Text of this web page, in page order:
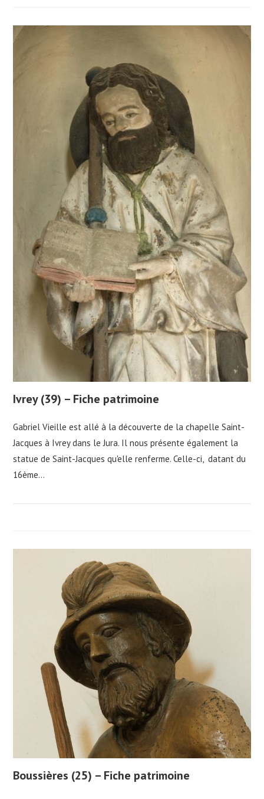
Ivrey (39) – Fiche patrimoine
Gabriel Vieille est allé à la découverte de la chapelle Saint-
Jacques à Ivrey dans le Jura. Il nous présente également la
statue de Saint-Jacques qu'elle renferme. Celle-ci, datant du
16ème…
Boussières (25) – Fiche patrimoine